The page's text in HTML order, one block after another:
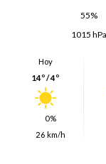
55%
1015 hPa
Hoy
14º / 4º
0%
26 km/h